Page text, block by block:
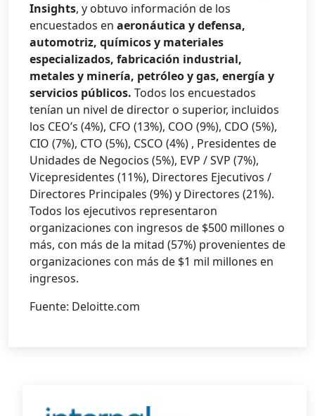
Insights, y obtuvo información de los
encuestados en aeronáutica y defensa,
automotriz, químicos y materiales
especializados, fabricación industrial,
metales y minería, petróleo y gas, energía y
servicios públicos. Todos los encuestados
tenían un nivel de director o superior, incluidos
los CEO’s (4%), CFO (13%), COO (9%), CDO (5%),
CIO (7%), CTO (5%), CSCO (4%) , Presidentes de
Unidades de Negocios (5%), EVP / SVP (7%),
Vicepresidentes (11%), Directores Ejecutivos /
Directores Principales (9%) y Directores (21%).
Todos los ejecutivos representaron
organizaciones con ingresos de $500 millones o
más, con más de la mitad (57%) provenientes de
organizaciones con más de $1 mil millones en
ingresos.
Fuente: Deloitte.com